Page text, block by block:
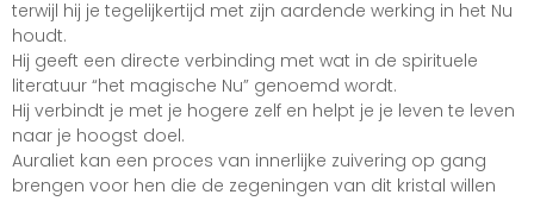
terwijl hij je tegelijkertijd met zijn aardende werking in het Nu
houdt.
Hij geeft een directe verbinding met wat in de spirituele
literatuur “het magische Nu” genoemd wordt.
Hij verbindt je met je hogere zelf en helpt je je leven te leven
naar je hoogst doel.
Auraliet kan een proces van innerlijke zuivering op gang
brengen voor hen die de zegeningen van dit kristal willen